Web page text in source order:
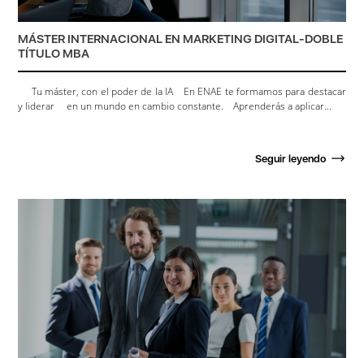
MÁSTER INTERNACIONAL EN MARKETING DIGITAL-DOBLE
TÍTULO MBA
Tu máster, con el poder de la IA En ENAE te formamos para destacar
y liderar en un mundo en cambio constante. Aprenderás a aplicar...
Seguir leyendo